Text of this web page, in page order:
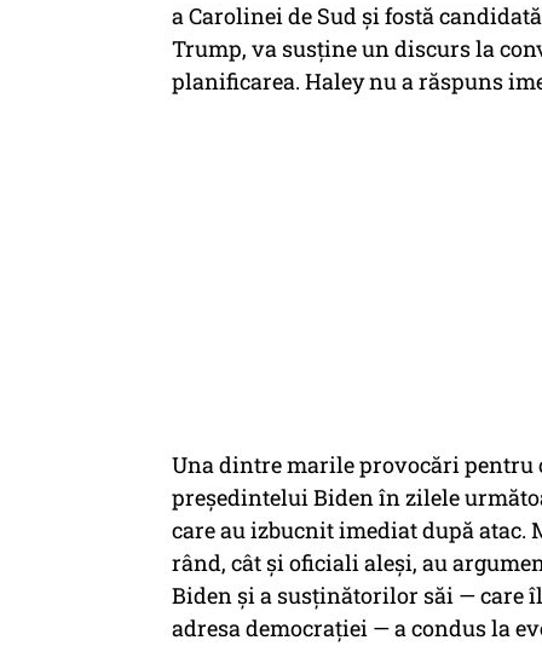
a Carolinei de Sud și fostă
Trump, va susține un discurs la
planificarea. Haley nu a răspuns
Una dintre marile provocări
președintelui Biden în zilele
care au izbucnit imediat după
rând, cât și oficiali aleși, au
Biden și a susținătorilor săi — care
adresa democrației — a condus la